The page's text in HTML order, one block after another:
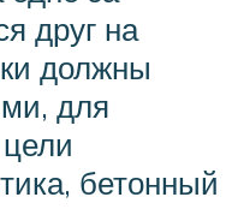
друг на
должны
для
бетонный